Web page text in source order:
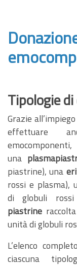
Tipologie
Grazie
effettuare
una
piastrine), una
rossi e plasma),
di globuli
piastrine
unità di globuli
L’elenco
ciascuna